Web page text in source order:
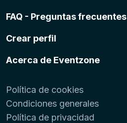
FAQ - Preguntas frecuentes
Crear perfil
Acerca de Eventzone
Política de cookies
Condiciones generales
Política de privacidad